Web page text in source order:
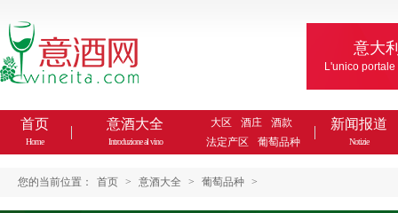
意大
L'unico
首页
Home
意酒大全
Introduzione al vino
大区 酒庄
酒款
法定产区
葡萄品种
新闻报道
Notizie
您的当前位置： 首页 > 意酒大全 > 葡萄品种 >